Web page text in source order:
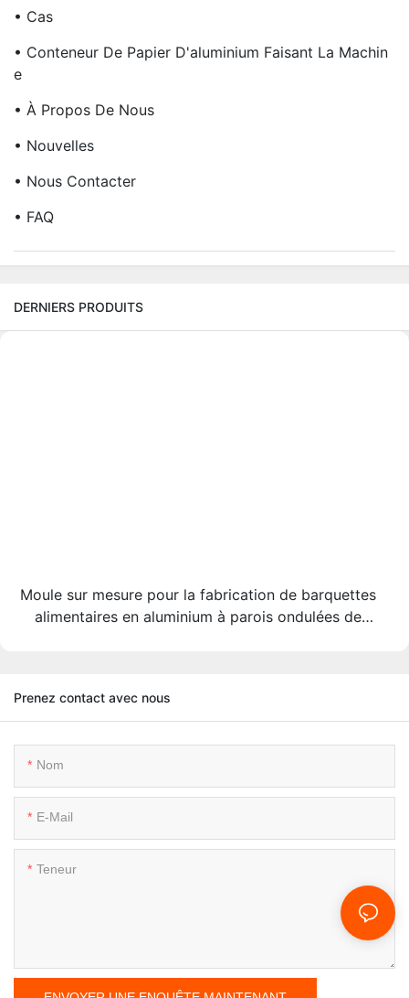
• Cas
• Conteneur De Papier D'aluminium Faisant La Machin
E
• À Propos De Nous
• Nouvelles
• Nous Contacter
• FAQ
DERNIERS PRODUITS
Moule sur mesure pour la fabrication de barquettes
alimentaires en aluminium à parois ondulées de
Prenez contact avec nous
Nom
E-Mail
Teneur